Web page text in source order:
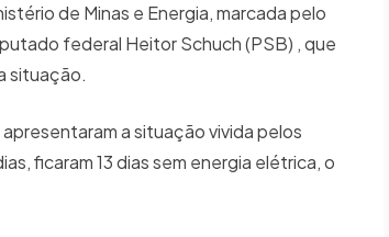
de Minas e Energia, marcada pelo
federal Heitor Schuch (PSB) , que
situação.
a situação vivida pelos
ficaram 13 dias sem energia elétrica, o